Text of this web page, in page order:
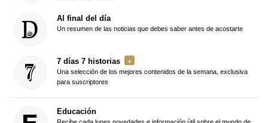
Al final del día
Un resumen de las noticias que debes saber antes de acostarte
7 días 7 historias
Una selección de los mejores contenidos de la semana, exclusiva
para suscriptores
Educación